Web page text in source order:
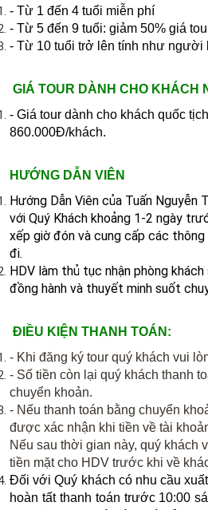
- Từ 1 đến 4 tuổi miễn phí
- Từ 5 đến 9 tuổi: giảm 50% giá
- Từ 10 tuổi trở lên tính như người
GIÁ TOUR DÀNH CHO KHÁCH
- Giá tour dành cho khách quốc
860.000Đ/khách.
HƯỚNG DẪN VIÊN
Hướng Dẫn Viên của Tuấn Nguyễn
với Quý Khách khoảng 1-2 ngày
xếp giờ đón và cung cấp các
đi.
HDV làm thủ tục nhận phòng
đồng hành và thuyết minh suốt
​ĐIỀU KIỆN THANH TOÁN:
- Khi đăng ký tour quý khách vui
- Số tiền còn lại quý khách thanh
chuyển khoản.
- Nếu thanh toán bằng chuyển
được xác nhận khi tiền về tài
Nếu sau thời gian này, quý khách
tiền mặt cho HDV trước khi về
Đối với Quý khách có nhu cầu
hoàn tất thanh toán trước 10:00